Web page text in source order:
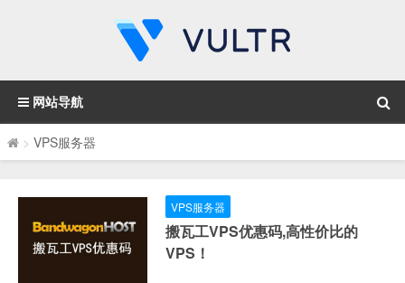
网站导航
> VPS服务器
VPS服务器
搬瓦工VPS优惠码,高性价比的
VPS！